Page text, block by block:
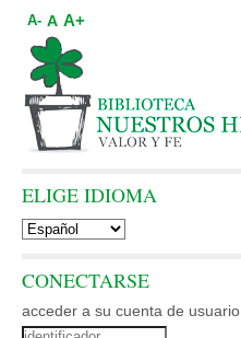
A- A A+
ELIGE IDIOMA
CONECTARSE
acceder a su cuenta de usuario